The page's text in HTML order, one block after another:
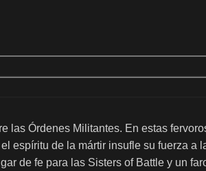
las Órdenes Militantes. En estas
espíritu de la mártir insufle su fuerza
de fe para las Sisters of Battle y un